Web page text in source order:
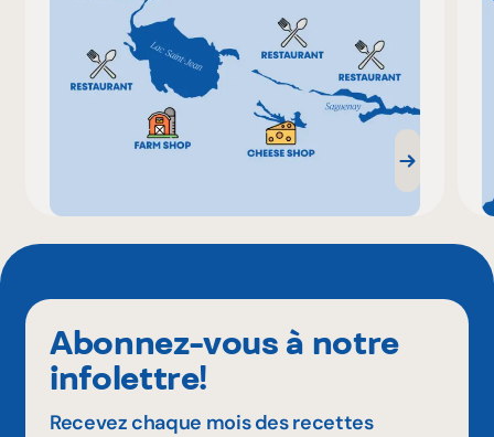
Abonnez-vous à notre
infolettre!
Recevez chaque mois des recettes